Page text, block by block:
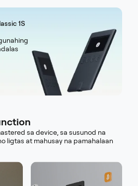
1S
sa device, sa susunod na
ligtas at mahusay na pamahalaan